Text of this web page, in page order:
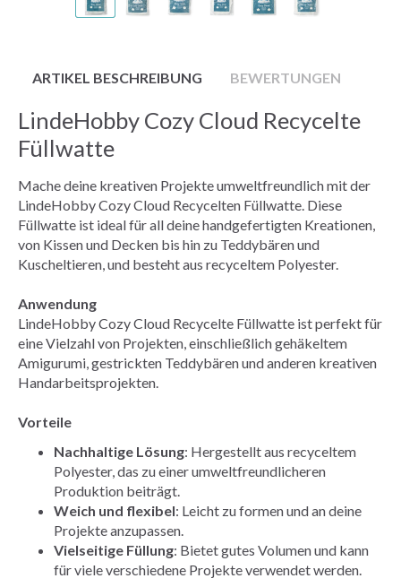
ARTIKEL BESCHREIBUNG BEWERTUNGEN
LindeHobby Cozy Cloud Recycelte
Füllwatte
Mache deine kreativen Projekte umweltfreundlich mit der
LindeHobby Cozy Cloud Recycelten Füllwatte. Diese
Füllwatte ist ideal für all deine handgefertigten Kreationen,
von Kissen und Decken bis hin zu Teddybären und
Kuscheltieren, und besteht aus recyceltem Polyester.
Anwendung
LindeHobby Cozy Cloud Recycelte Füllwatte ist perfekt für
eine Vielzahl von Projekten, einschließlich gehäkeltem
Amigurumi, gestrickten Teddybären und anderen kreativen
Handarbeitsprojekten.
Vorteile
Nachhaltige Lösung: Hergestellt aus recyceltem
Polyester, das zu einer umweltfreundlicheren
Produktion beiträgt.
Weich und flexibel: Leicht zu formen und an deine
Projekte anzupassen.
Vielseitige Füllung: Bietet gutes Volumen und kann
für viele verschiedene Projekte verwendet werden.